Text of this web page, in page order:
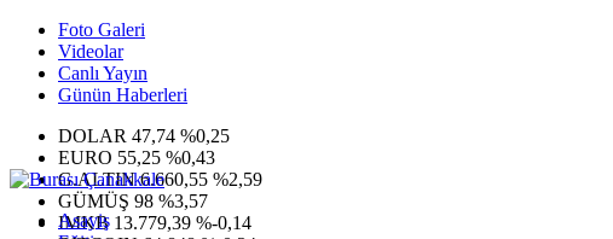
Foto Galeri
Videolar
Canlı Yayın
Günün Haberleri
DOLAR 47,74 %0,25
EURO 55,25 %0,43
G.ALTIN6.660,55 %2,59
GÜMÜŞ 98 %3,57
IMKB 13.779,39 %-0,14
Asayiş